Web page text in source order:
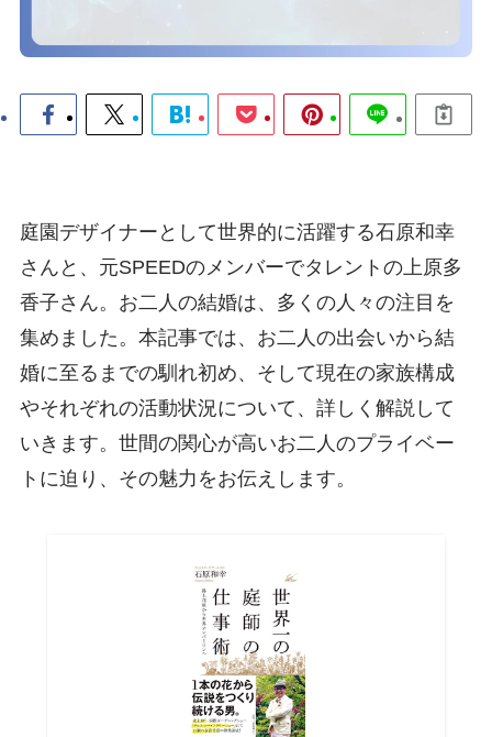
庭園デザイナーとして世界的に活躍する石原和幸
さんと、元SPEEDのメンバーでタレントの上原多
香子さん。お二人の結婚は、多くの人々の注目を
集めました。本記事では、お二人の出会いから結
婚に至るまでの馴れ初め、そして現在の家族構成
やそれぞれの活動状況について、詳しく解説して
いきます。世間の関心が高いお二人のプライベー
トに迫り、その魅力をお伝えします。